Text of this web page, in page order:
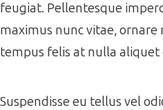
feugiat. Pellentesque
maximus nunc vitae,
tempus felis at nulla aliquet
Suspendisse eu tellus vel